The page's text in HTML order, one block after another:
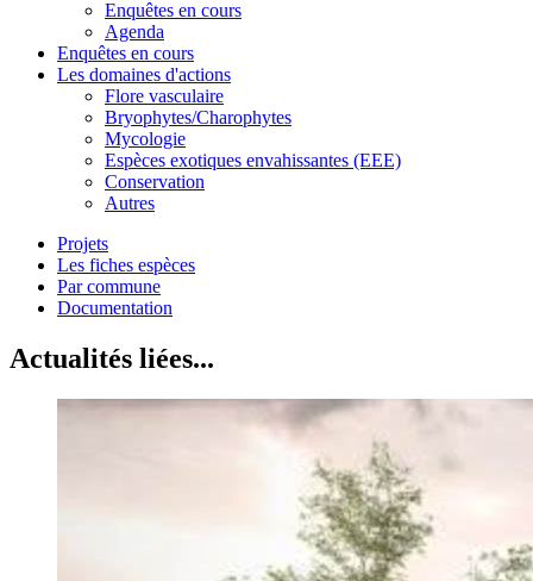
Enquêtes en cours
Agenda
Enquêtes en cours
Les domaines d'actions
Flore vasculaire
Bryophytes/Charophytes
Mycologie
Espèces exotiques envahissantes (EEE)
Conservation
Autres
Projets
Les fiches espèces
Par commune
Documentation
Actualités liées...